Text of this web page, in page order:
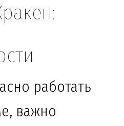
работать
важно